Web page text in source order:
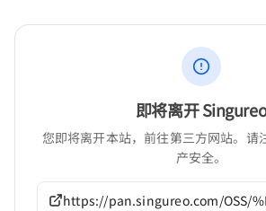
即将离开
您即将离开本站，前往第三方网站。请
产安全。